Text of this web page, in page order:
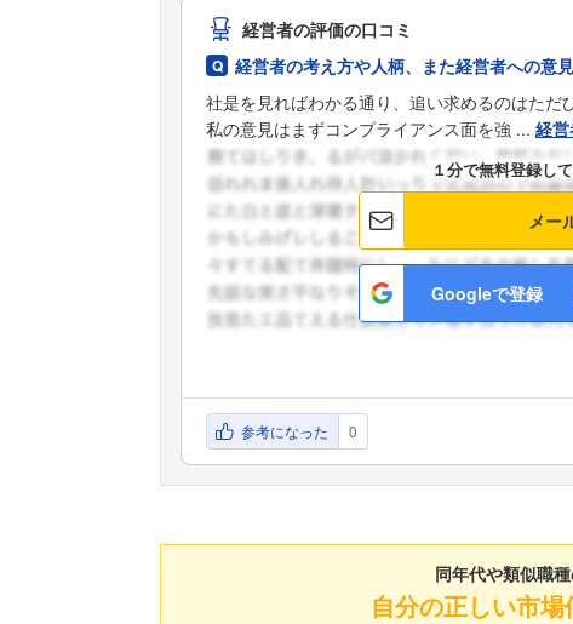
経営者の評価の口コミ
経営者の考え方や人柄、また経営者への意見
社是を見ればわかる通り、追い求めるのはただ
私の意見はまずコンプライアンス面を強 ... 経
１分で無料登録し
メー
Googleで登録
参考になった 0
同年代や類似職
自分の正しい市場